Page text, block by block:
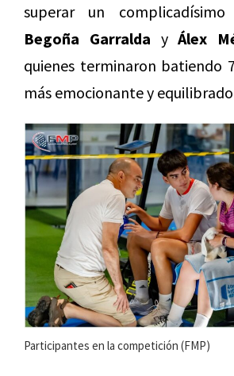
superar un
Begoña Garralda yÁlex
quienes terminaron batiendo
más emocionante y
Participantes en la competición (FMP)